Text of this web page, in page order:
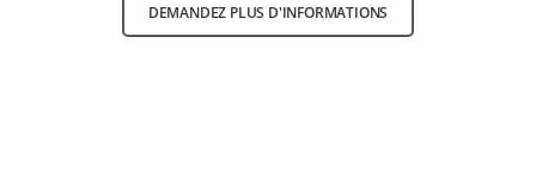
DEMANDEZ PLUS D'INFORMATIONS